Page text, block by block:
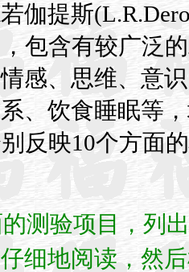
伽提斯
包含有较广泛
感、思维、意
、饮食睡眠等
反映10个方面
测验项目，列
细地阅读，然